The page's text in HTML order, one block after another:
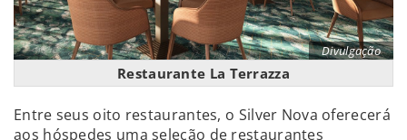
Divulgação
Restaurante La Terrazza
Entre seus oito restaurantes, o Silver Nova oferecerá
aos hóspedes uma seleção de restaurantes